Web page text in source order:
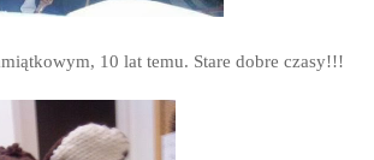
10 lat temu. Stare dobre czasy!!!